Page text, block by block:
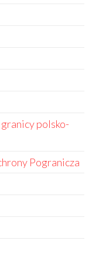
polsko-
Pogranicza